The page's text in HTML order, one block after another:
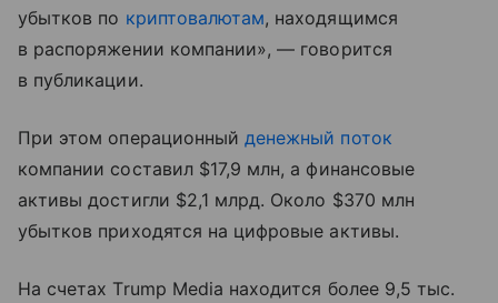
убытков по криптовалютам, находящимся
в распоряжении компании», — говорится
в публикации.
При этом операционныйденежный поток
компании составил $17,9 млн, а финансовые
активы достигли $2,1 млрд. Около $370 млн
убытков приходятся на цифровые активы.
На счетах Trump Media находится более 9,5 тыс.